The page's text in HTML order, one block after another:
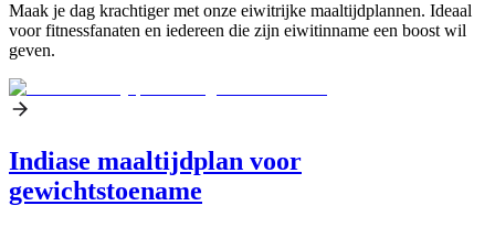
Maak je dag krachtiger met onze eiwitrijke maaltijdplannen. Ideaal
voor fitnessfanaten en iedereen die zijn eiwitinname een boost wil
geven.
Indiase maaltijdplan voor
gewichtstoename